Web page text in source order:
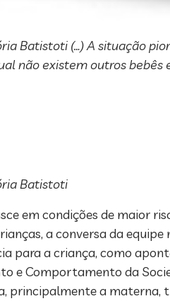
Batistoti (…) A situação
não existem outros
Batistoti
em condições de maior
a conversa da
para a criança, como
e Comportamento da
principalmente a